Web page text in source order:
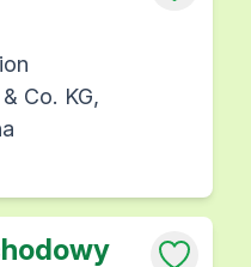
Co. KG,